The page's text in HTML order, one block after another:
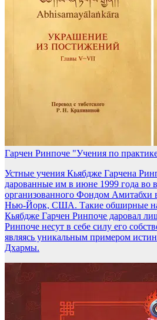
Гарчен Ринпоче "Учения по
Устные учения Кьябдже Гарчена
дарованные им в июне 1999 года во
организованного Фондом Амитабхи
Нью-Йорк, США. Такие обширные
Кьябдже Гарчен Ринпоче даровал
Ринпоче несут в себе силу его
являясь уникальным примером
Дхармы.